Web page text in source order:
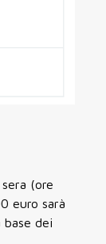
(ore
euro sarà
base dei